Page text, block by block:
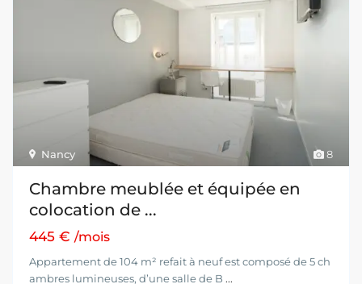
8
Nancy
Chambre meublée et équipée en
colocation de ...
445 €/mois
Appartement de 104 m² refait à neuf est composé de 5 ch
ambres lumineuses, d’une salle de B...